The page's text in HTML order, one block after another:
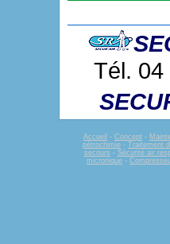
Tél.
Accueil - Concept -
pétrochimie - Traitement
secours - Sécurité air
micronique -